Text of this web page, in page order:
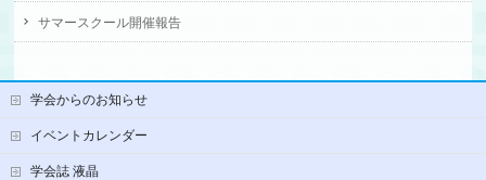
サマースクール開催報告
学会からのお知らせ
イベントカレンダー
学会誌 液晶